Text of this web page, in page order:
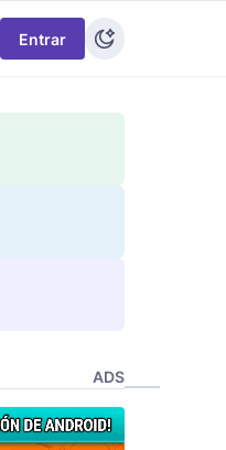
Entrar
ADS